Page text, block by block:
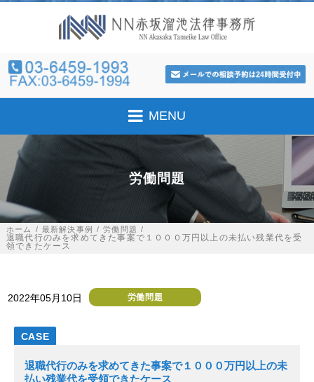
MENU
労働問題
ホーム 最新解決事例 労働問題
退職代行のみを求めてきた事案で１０００万円以上の未払い残業代を受
領できたケース
2022年05月10日 労働問題
退職代行のみを求めてきた事案で１０００万円以上の未
払い残業代を受領できたケース